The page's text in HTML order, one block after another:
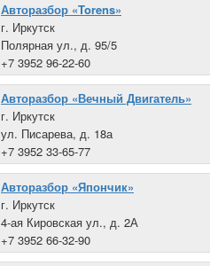
Авторазбор «Torens»
г. Иркутск
Полярная ул., д. 95/5
+7 3952 96-22-60
Авторазбор «Вечный Двигатель»
г. Иркутск
ул. Писарева, д. 18а
+7 3952 33-65-77
Авторазбор «Япончик»
г. Иркутск
4-ая Кировская ул., д. 2А
+7 3952 66-32-90